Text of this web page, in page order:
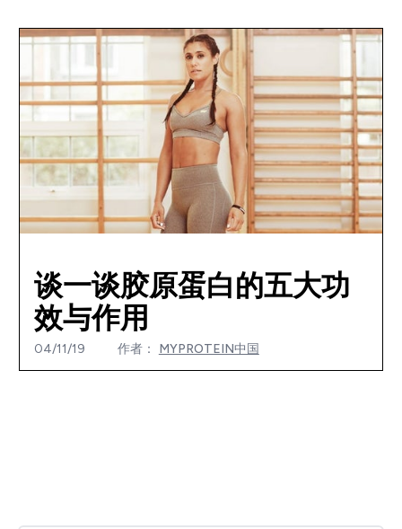
谈一谈胶原蛋白的五大功
效与作用
04/11/19 作者： MYPROTEIN中国